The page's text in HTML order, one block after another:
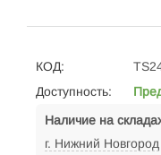
КОД:
Доступность:
Наличие на
г. Нижний Новгород